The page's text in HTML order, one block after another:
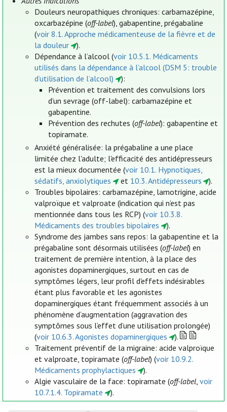
Douleurs neuropathiques chroniques: carbamazépine,
oxcarbazépine (off-label), gabapentine, prégabaline
(voir 8.1. Approche médicamenteuse de la fièvre et de
la douleur
).
Dépendance à l’alcool (voir 10.5.1. Médicaments
utilisés dans la dépendance à l’alcool (DSM 5: trouble
d’utilisation de l’alcool)
):
Prévention et traitement des convulsions lors
d’un sevrage (off-label): carbamazépine et
gabapentine.
Prévention des rechutes (off-label): gabapentine et
topiramate.
Anxiété généralisée: la prégabaline a une place
limitée chez l'adulte; l'efficacité des antidépresseurs
est la mieux documentée (voir 10.1. Hypnotiques,
sédatifs, anxiolytiques
et 10.3. Antidépresseurs
).
Troubles bipolaires: carbamazépine, lamotrigine, acide
valproïque et valproate (indication qui n’est pas
mentionnée dans tous les RCP) (voir 10.3.8.
Médicaments des troubles bipolaires
).
Syndrome des jambes sans repos: la gabapentine et la
prégabaline sont désormais utilisées (off-label) en
traitement de première intention, à la place des
agonistes dopaminergiques, surtout en cas de
symptômes légers, leur profil d'effets indésirables
étant plus favorable et les agonistes
dopaminergiques étant fréquemment associés à un
phénomène d’augmentation (aggravation des
symptômes sous l’effet d’une utilisation prolongée)
(voir 10.6.3. Agonistes dopaminergiques
).
Traitement préventif de la migraine: acide valproïque
et valproate, topiramate (off-label) (voir 10.9.2.
Médicaments prophylactiques
).
Algie vasculaire de la face: topiramate (off-label,voir
10.7.1.4. Topiramate
).